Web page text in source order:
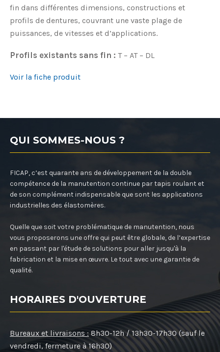
fin dans différentes dimensions, constructions et
profils de dentures, couvrant une vaste plage de
puissances, de vitesses et d’applications.
Profils existants sans fin : T – AT – DL
Voir la fiche produit
QUI SOMMES-NOUS ?
FICAP, c’est quarante ans de développement de la double
compétence de la manutention continue par tapis roulant et
de son complément indispensable que sont les applications
industrielles des élastomères.
Quelle que soit votre problématique de manutention, nous
vous proposerons une offre qui peut être globale, de l’expertise
en passant par l'étude de solutions pour aller jusqu'à la
fabrication et la mise en œuvre. Le tout avec une garantie de
qualité.
HORAIRES D'OUVERTURE
Bureaux et livraisons : 8h30-12h / 13h30-17h30 (sauf le
vendredi, fermeture à 16h30)